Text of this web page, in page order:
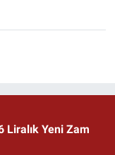
Liralık Yeni Zam